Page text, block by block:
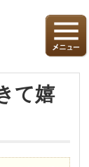
て嬉